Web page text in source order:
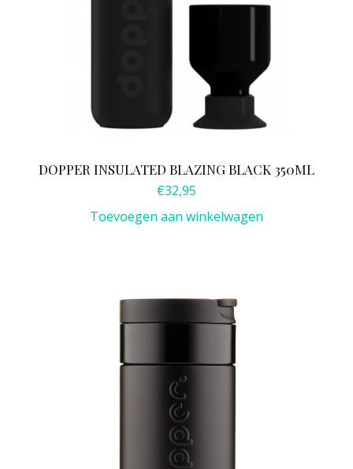
DOPPER INSULATED BLAZING BLACK 350ML
€32,95
Toevoegen aan winkelwagen